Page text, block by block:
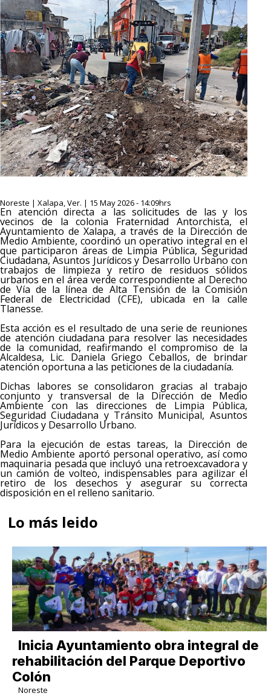
Noreste | Xalapa, Ver. | 15 May 2026 - 14:09hrs
En atención directa a las solicitudes de las y los
vecinos de la colonia Fraternidad Antorchista, el
Ayuntamiento de Xalapa, a través de la Dirección de
Medio Ambiente, coordinó un operativo integral en el
que participaron áreas de Limpia Pública, Seguridad
Ciudadana, Asuntos Jurídicos y Desarrollo Urbano con
trabajos de limpieza y retiro de residuos sólidos
urbanos en el área verde correspondiente al Derecho
de Vía de la línea de Alta Tensión de la Comisión
Federal de Electricidad (CFE), ubicada en la calle
Tlanesse.
Esta acción es el resultado de una serie de reuniones
de atención ciudadana para resolver las necesidades
de la comunidad, reafirmando el compromiso de la
Alcaldesa, Lic. Daniela Griego Ceballos, de brindar
atención oportuna a las peticiones de la ciudadanía.
Dichas labores se consolidaron gracias al trabajo
conjunto y transversal de la Dirección de Medio
Ambiente con las direcciones de Limpia Pública,
Seguridad Ciudadana y Tránsito Municipal, Asuntos
Jurídicos y Desarrollo Urbano.
Para la ejecución de estas tareas, la Dirección de
Medio Ambiente aportó personal operativo, así como
maquinaria pesada que incluyó una retroexcavadora y
un camión de volteo, indispensables para agilizar el
retiro de los desechos y asegurar su correcta
disposición en el relleno sanitario.
Lo más leido
Inicia Ayuntamiento obra integral de
rehabilitación del Parque Deportivo
Colón
Noreste